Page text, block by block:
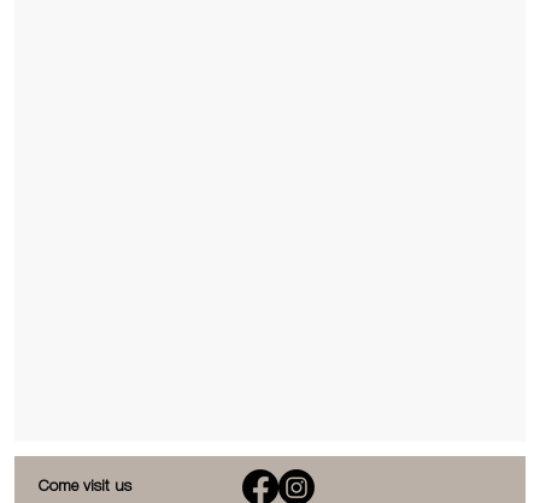
Come visit us